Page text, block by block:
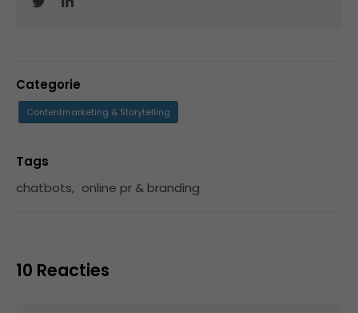
Categorie
Contentmarketing & Storytelling
Tags
chatbots, online pr & branding
10 Reacties